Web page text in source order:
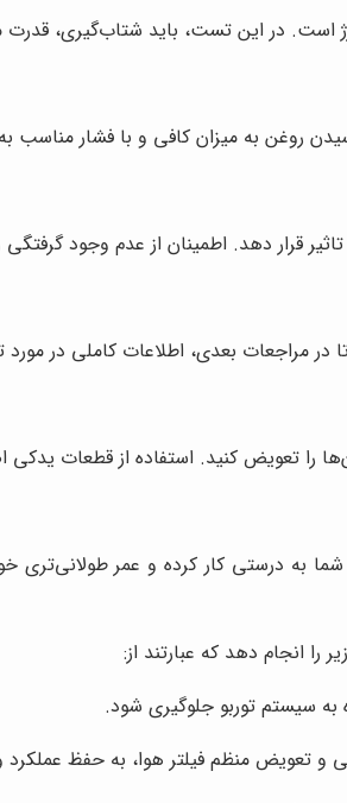
است. در این تست، باید شتاب‌گیری،
روغن به میزان کافی و با فشار مناسب به
قرار دهد. اطمینان از عدم وجود
بعدی، اطلاعات کاملی در مورد
را تعویض کنید. استفاده از قطعات
به درستی کار کرده و عمر
به سیستم توربو جلوگیری شود.
و تعویض منظم فیلتر هوا، به حفظ